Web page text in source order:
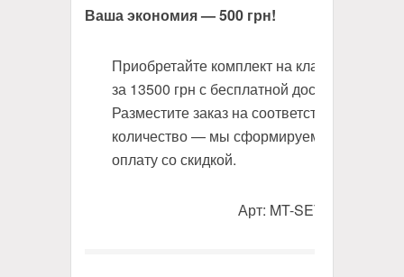
Ваша экономия — 500 грн!
Приобретайте комплект на класс всего
за 13500 грн с бесплатной доставкой.
Разместите заказ на соответствующее
количество — мы сформируем счет на
оплату со скидкой.
Арт: MT-SET (старый)